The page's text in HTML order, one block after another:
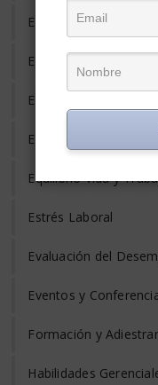
Empleo Informal
Empleo Temporal
Emprendedores
Entrevista de Trabajo
Equilibrio Vida y
Estrés Laboral
Evaluación del
Eventos y
Formación y
Habilidades